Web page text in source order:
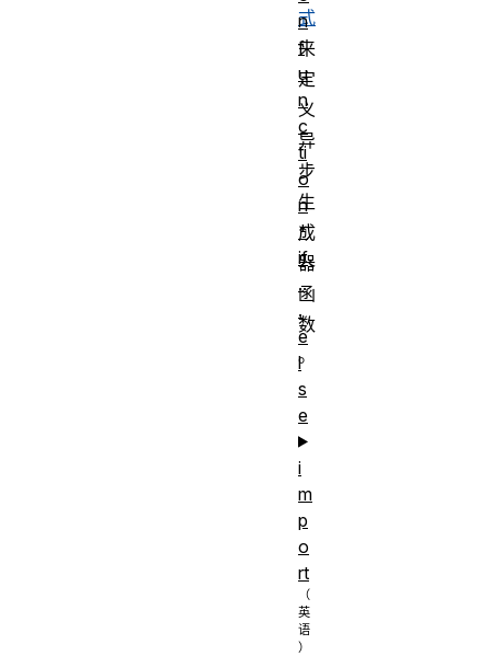
式
来
定
义
异
步
生
成
器
函
数
。
n
f
u
n
c
ti
o
n
*
if
..
.
e
l
s
e
i
m
p
o
rt